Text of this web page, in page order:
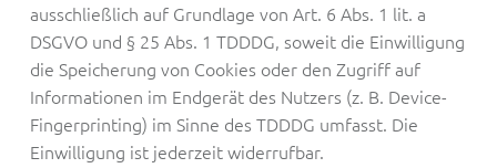
ausschließlich auf Grundlage von Art. 6 Abs. 1 lit. a
DSGVO und § 25 Abs. 1 TDDDG, soweit die Einwilligung
die Speicherung von Cookies oder den Zugriff auf
Informationen im Endgerät des Nutzers (z. B. Device-
Fingerprinting) im Sinne des TDDDG umfasst. Die
Einwilligung ist jederzeit widerrufbar.